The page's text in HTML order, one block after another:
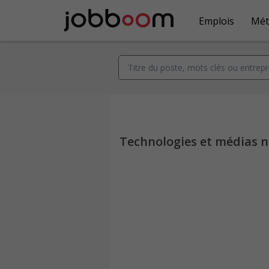
Emplois
Technologies et médias